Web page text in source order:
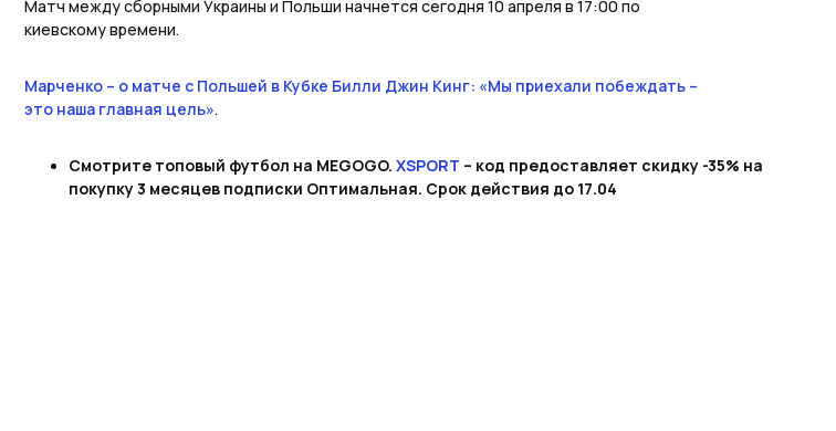
Матч между сборными Украины и Польши начнется сегодня 10 апреля в 17:00 по
киевскому времени.
Марченко – о матче с Польшей в Кубке Билли Джин Кинг: «Мы приехали побеждать –
это наша главная цель».
Смотрите топовый футбол на MEGOGO. XSPORT – код предоставляет скидку -35% на
покупку 3 месяцев подписки Оптимальная. Срок действия до 17.04